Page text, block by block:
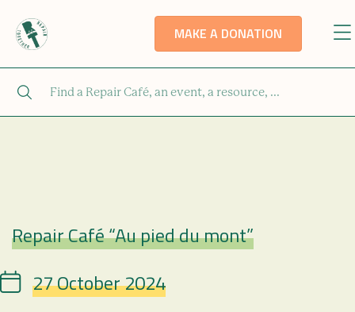
MAKE A DONATION
Repair Café
Repair Café “Au pied du mont”
Date 27 October 2024